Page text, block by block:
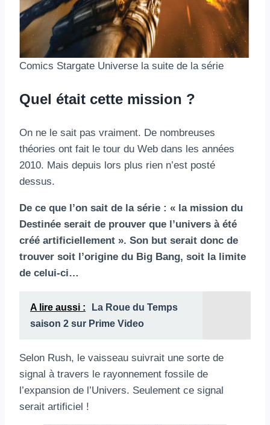
Comics Stargate Universe la suite de la série
Quel était cette mission ?
On ne le sait pas vraiment. De nombreuses
théories ont fait le tour du Web dans les années
2010. Mais depuis lors plus rien n’est posté
dessus.
De ce que l’on sait de la série : « la mission du
Destinée serait de prouver que l’univers à été
créé artificiellement ». Son but serait donc de
trouver soit l’origine du Big Bang, soit la limite
de celui-ci…
A lire aussi :
La Roue du Temps
saison 2 sur Prime Video
Selon Rush, le vaisseau suivrait une sorte de
signal à travers le rayonnement fossile de
l’expansion de l’Univers. Seulement ce signal
serait artificiel !